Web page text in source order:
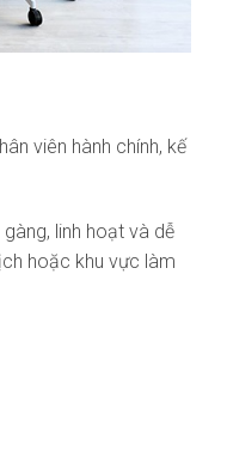
viên hành chính, kế
linh hoạt và dễ
hoặc khu vực làm